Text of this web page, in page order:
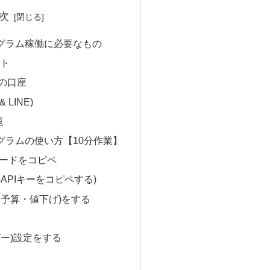
ラム稼働に必要なもの
口座
LINE)
ムの使い方【10分作業】
ドをコピペ
キーをコピペする)
算・値下げ)をする
)設定をする